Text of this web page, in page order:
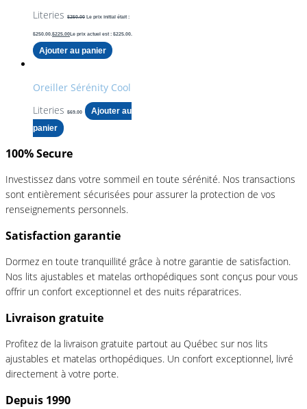
Literies $250.00 Le prix initial était :
$250.00.$225.00Le prix actuel est : $225.00.
Ajouter au panier
Oreiller Sérénity Cool
Literies $69.00
Ajouter au
panier
100% Secure
Investissez dans votre sommeil en toute sérénité. Nos transactions
sont entièrement sécurisées pour assurer la protection de vos
renseignements personnels.
Satisfaction garantie
Dormez en toute tranquillité grâce à notre garantie de satisfaction.
Nos lits ajustables et matelas orthopédiques sont conçus pour vous
offrir un confort exceptionnel et des nuits réparatrices.
Livraison gratuite
Profitez de la livraison gratuite partout au Québec sur nos lits
ajustables et matelas orthopédiques. Un confort exceptionnel, livré
directement à votre porte.
Depuis 1990